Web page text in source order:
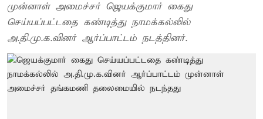
முன்னாள் அமைச்சர் ஜெயக்குமார் கைது
செய்யப்பட்டதை கண்டித்து நாமக்கல்லில்
அ.தி.மு.க.வினர் ஆர்ப்பாட்டம் நடத்தினர்.